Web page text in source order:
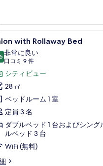
6 with Rollaway Bed
点中 8.6
非常に良い
口コミ 9 件
(口
コ
ミ
件)
シティビュー
28 ㎡
ベッドルーム 1 室
定員 3 名
ダブルベッド 1 台およびシン
ルベッド 3 台
WiFi (無料)